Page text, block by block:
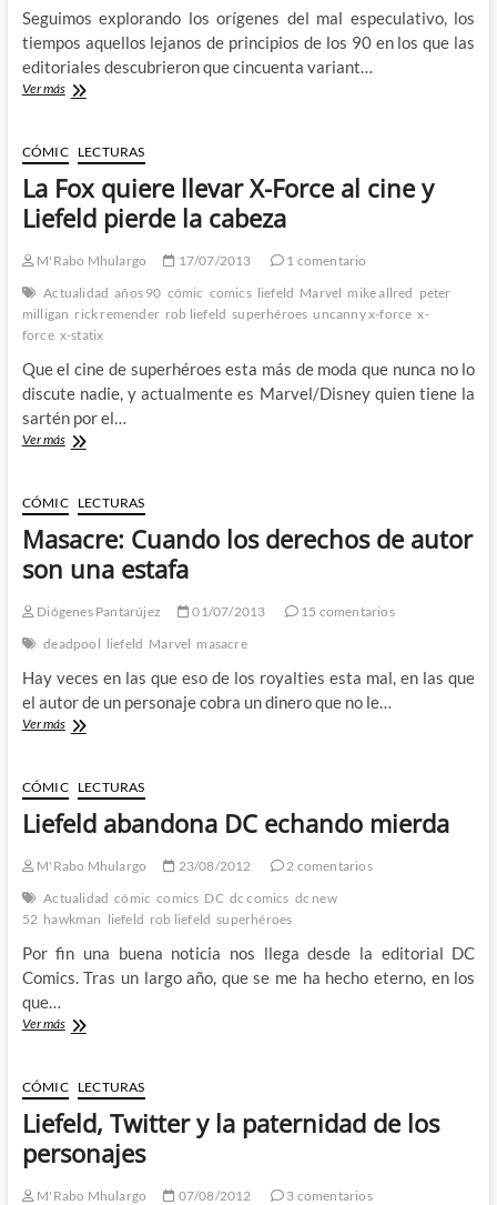
Seguimos explorando los orígenes del mal especulativo, los
tiempos aquellos lejanos de principios de los 90 en los que las
editoriales descubrieron que cincuenta variant…
Ver másEl
la
Wizard
#1:
Los
cómics
conocían
miedo
DiDio
CÓMIC LECTURAS
La Fox quiere llevar X-Force al cine y
Liefeld pierde la cabeza
M'Rabo Mhulargo 17/07/2013
1 comentario
Actualidad años 90 cómic comics liefeld Marvel mike allred peter
milligan rick remender rob liefeld superhéroes uncanny x-force x-
force x-statix
Que el cine de superhéroes esta más de moda que nunca no lo
discute nadie, y actualmente es Marvel/Disney quien tiene la
sartén por el…
Ver másLa
llevar
X-
Force
cine
Liefeld
pierde
cabeza
CÓMIC LECTURAS
Masacre: Cuando los derechos de autor
son una estafa
Diógenes Pantarújez 01/07/2013
15 comentarios
deadpool liefeld Marvel masacre
Hay veces en las que eso de los royalties esta mal, en las que
el autor de un personaje cobra un dinero que no le…
Ver másMasacre:
derechos
de
autor
una
CÓMIC LECTURAS
Liefeld abandona DC echando mierda
M'Rabo Mhulargo 23/08/2012
2 comentarios
Actualidad cómic comics DC dc comics dc new
52 hawkman liefeld rob liefeld superhéroes
Por fin una buena noticia nos llega desde la editorial DC
Comics. Tras un largo año, que se me ha hecho eterno, en los
que…
Ver másLiefeld
echando
mierda
CÓMIC LECTURAS
Liefeld, Twitter y la paternidad de los
personajes
M'Rabo Mhulargo 07/08/2012
3 comentarios